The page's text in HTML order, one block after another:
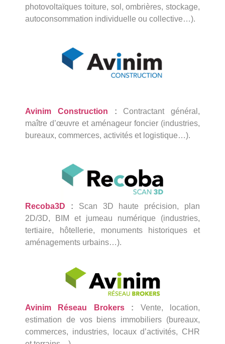
photovoltaïques toiture, sol, ombrières, stockage,
autoconsommation individuelle ou collective…).
Avinim Construction : Contractant général,
maître d’œuvre et aménageur foncier (industries,
bureaux, commerces, activités et logistique…).
Recoba3D : Scan 3D haute précision, plan
2D/3D, BIM et jumeau numérique (industries,
tertiaire, hôtellerie, monuments historiques et
aménagements urbains…).
Avinim Réseau Brokers: Vente, location,
estimation de vos biens immobiliers (bureaux,
commerces, industries, locaux d’activités, CHR